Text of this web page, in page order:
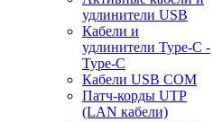
удлинители USB
Кабели и
удлинители Type-C -
Type-C
Кабели USB COM
Патч-корды UTP
(LAN кабели)